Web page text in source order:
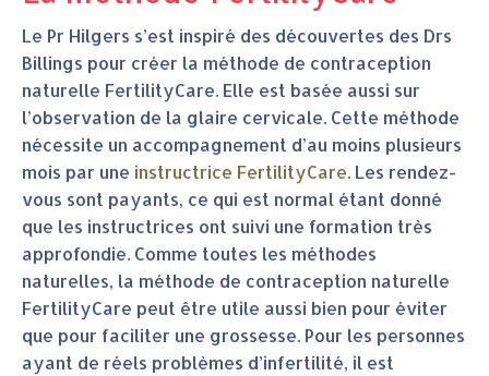
Le Pr Hilgers s’est inspiré des découvertes des Drs
Billings pour créer la méthode de contraception
naturelle FertilityCare. Elle est basée aussi sur
l’observation de la glaire cervicale. Cette méthode
nécessite un accompagnement d’au moins plusieurs
mois par une instructrice FertilityCare. Les rendez-
vous sont payants, ce qui est normal étant donné
que les instructrices ont suivi une formation très
approfondie. Comme toutes les méthodes
naturelles, la méthode de contraception naturelle
FertilityCare peut être utile aussi bien pour éviter
que pour faciliter une grossesse. Pour les personnes
ayant de réels problèmes d’infertilité, il est